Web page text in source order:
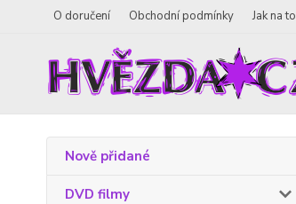
O doručení Obchodní podmínky Jak na to
Nově přidané
DVD filmy